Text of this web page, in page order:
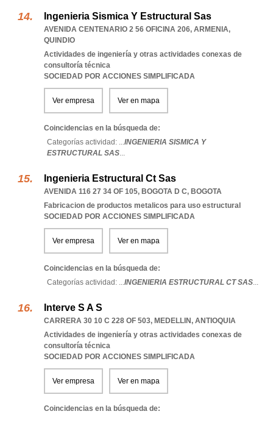
Ingenieria Sismica Y Estructural Sas
AVENIDA CENTENARIO 2 56 OFICINA 206, ARMENIA,
QUINDIO
Actividades de ingeniería y otras actividades conexas de
consultoría técnica
SOCIEDAD POR ACCIONES SIMPLIFICADA
Ver empresa Ver en mapa
Coincidencias en la búsqueda de:
Categorías actividad: ...INGENIERIA SISMICA Y
ESTRUCTURAL SAS...
Ingenieria Estructural Ct Sas
AVENIDA 116 27 34 OF 105, BOGOTA D C, BOGOTA
Fabricacion de productos metalicos para uso estructural
SOCIEDAD POR ACCIONES SIMPLIFICADA
Ver empresa Ver en mapa
Coincidencias en la búsqueda de:
Categorías actividad: ...INGENIERIA ESTRUCTURAL CT SAS...
Interve S A S
CARRERA 30 10 C 228 OF 503, MEDELLIN, ANTIOQUIA
Actividades de ingeniería y otras actividades conexas de
consultoría técnica
SOCIEDAD POR ACCIONES SIMPLIFICADA
Ver empresa Ver en mapa
Coincidencias en la búsqueda de: